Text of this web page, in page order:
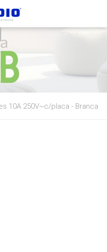
10A 250V~c/placa - Branca